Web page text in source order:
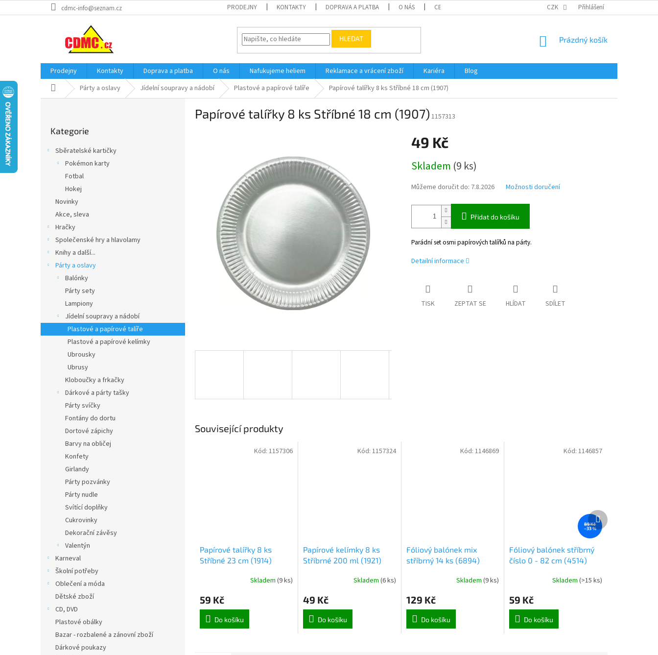
na
cdmc-info@seznam.cz PRODEJNY KONTAKTY DOPRAVA A PLATBA O NÁS CERTIFIKÁTY A NÁVODY OBCHODNÍ PODMÍNKY OCHRANA OSOBNÍCH
CZK Přihlášení
HLEDAT
NÁKUPNÍ
Prázdný košík
Prodejny Kontakty Doprava a platba O nás Nafukujeme heliem Reklamace a vrácení zboží Kariéra
Blog
Domů Párty a oslavy Jídelní soupravy a nádobí Plastové a papírové talíře Papírové talířky 8 ks Stříbné 18 cm (1907)
kategorie
Kategorie
Sběratelské kartičky
Pokémon karty
Fotbal
Hokej
Novinky
Akce, sleva
Hračky
Společenské hry a hlavolamy
Knihy a další...
Párty a oslavy
Balónky
Párty sety
Lampiony
Jídelní soupravy a nádobí
Plastové a papírové talíře
Plastové a papírové kelímky
Ubrousky
Ubrusy
Kloboučky a frkačky
Dárkové a párty tašky
Párty svíčky
Fontány do dortu
Dortové zápichy
Barvy na obličej
Konfety
Girlandy
Párty pozvánky
Párty nudle
Svítící doplňky
Cukrovinky
Dekorační závěsy
Valentýn
Karneval
Školní potřeby
Oblečení a móda
Dětské zboží
CD, DVD
Plastové obálky
Bazar - rozbalené a zánovní zboží
Dárkové poukazy
Papírové talířky 8 ks Stříbné 18 cm (1907) 1157313
49 Kč
cena:
Skladem (9 ks)
Můžeme doručit do: 7.8.2026 Možnosti doručení
Přidat do košíku
Parádní set osmi papírových talířků na párty.
Detailní informace
TISK ZEPTAT SE HLÍDAT SDÍLET
Související produkty
Papírové talířky 8 ks
Stříbné 23 cm (1914)
Skladem (9 ks)
59 Kč
Do košíku
Kód: 1157306
Papírové kelímky 8 ks
Stříbrné 200 ml (1921)
Skladem (6 ks)
49 Kč
Do košíku
Kód: 1157324
Fóliový balónek mix
stříbrný 14 ks (6894)
Skladem(9 ks)
129 Kč
Do košíku
Kód:1146869
89 Kč
–33 %
Fóliový balónek stříbrný
číslo 0 - 82 cm (4514)
Skladem (>15 ks)
59 Kč
Do košíku
Kód: 1146857
Další
produkt